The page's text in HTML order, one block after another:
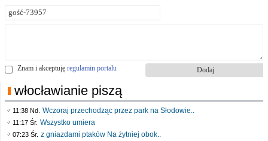
Znam i akceptuję regulamin portalu
włocławianie piszą
11:38 Nd. Wczoraj przechodząc przez park na Słodowie..
11:17 Śr. Wszystko umiera
07:23 Śr. z gniazdami ptaków Na żytniej obok..